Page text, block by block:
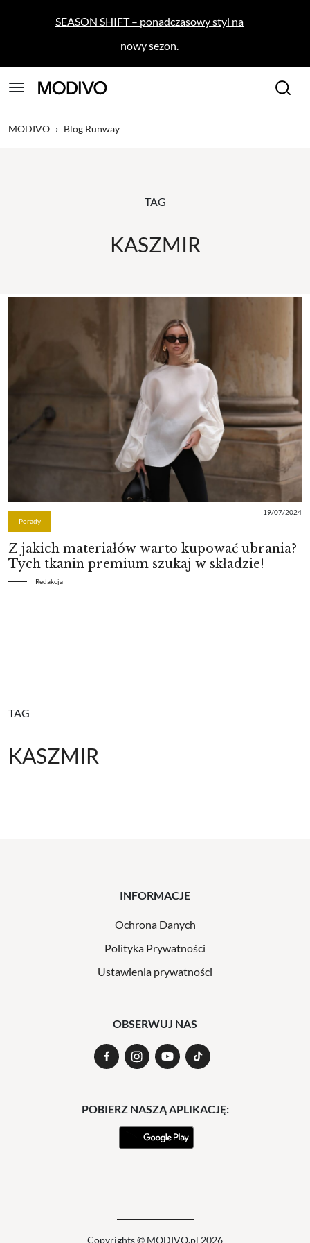
SEASON SHIFT – ponadczasowy styl na
nowy sezon.
MODIVO › Blog Runway
TAG
KASZMIR
Porady
19/07/2024
Z jakich materiałów warto kupować ubrania?
Tych tkanin premium szukaj w składzie!
Redakcja
TAG
KASZMIR
INFORMACJE
Ochrona Danych
Polityka Prywatności
Ustawienia prywatności
OBSERWUJ NAS
POBIERZ NASZĄ APLIKACJĘ:
Copyrights © MODIVO.pl 2026